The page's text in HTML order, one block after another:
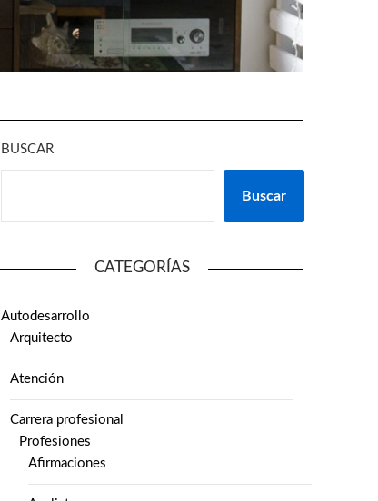
BUSCAR
Buscar
CATEGORÍAS
Autodesarrollo
Arquitecto
Atención
Carrera profesional
Profesiones
Afirmaciones